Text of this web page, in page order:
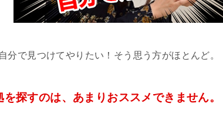
分で見つけてやりたい！そう思う方がほとんど。
探すのは、あまりおススメできません。